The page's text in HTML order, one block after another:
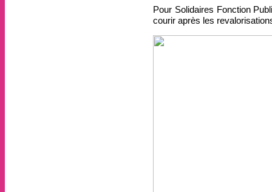
Pour Solidaires Fonction
courir après les